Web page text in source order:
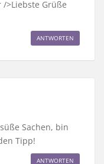
>Liebste Grüße
ANTWORTEN
Sachen, bin
Tipp!
ANTWORTEN